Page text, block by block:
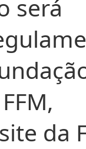
será
da